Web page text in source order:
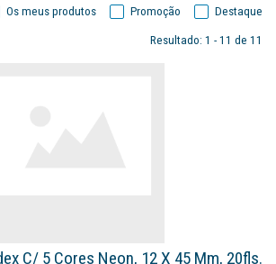
Destaque
Promoção
Os meus produtos
Resultado: 1 - 11 de 11
C/ 5 Cores Neon, 12 X 45 Mm, 20fls.